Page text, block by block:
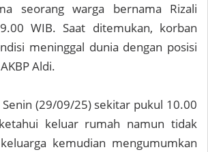
seorang warga bernama Rizali
WIB. Saat ditemukan, korban
meninggal dunia dengan posisi
Aldi.
Senin (29/09/25) sekitar pukul 10.00
keluar rumah namun tidak
kemudian mengumumkan